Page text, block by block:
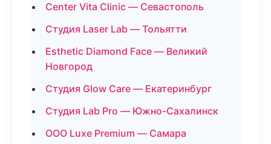
Center Vita Clinic — Севастополь
Студия Laser Lab — Тольятти
Esthetic Diamond Face — Великий
Новгород
Студия Glow Care — Екатеринбург
Студия Lab Pro — Южно-Сахалинск
ООО Luxe Premium — Самара